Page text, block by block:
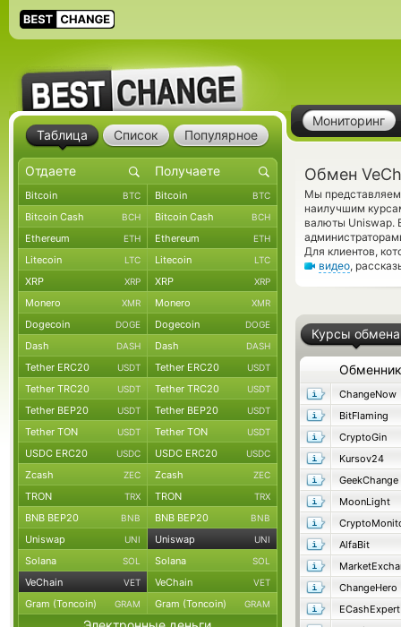
Мониторинг
Обмен
Мы представляем
наилучшим
валюты Uniswap.
Для клиентов,
видео,
Курсы обмена
Обменник
ChangeNow
BitFlaming
CryptoGin
Kursov24
GeekChange
MoonLight
AlfaBit
ChangeHero
ECashExpert
Таблица Список Популярное
Bitcoin BTC Bitcoin BTC
Bitcoin Cash BCH Bitcoin Cash BCH
Ethereum ETH Ethereum ETH
Litecoin LTC Litecoin LTC
XRP XRP XRP XRP
Monero XMR Monero XMR
Dogecoin DOGE Dogecoin DOGE
Dash DASH Dash DASH
Tether ERC20 USDT Tether ERC20 USDT
Tether TRC20 USDT Tether TRC20 USDT
Tether BEP20 USDT Tether BEP20 USDT
Tether TON USDT Tether TON USDT
USDC ERC20 USDC USDC ERC20 USDC
Zcash ZEC Zcash ZEC
TRON TRX TRON TRX
BNB BEP20 BNB BNB BEP20 BNB
Uniswap UNI Uniswap UNI
Solana SOL Solana SOL
VeChain VET VeChain VET
Gram (Toncoin) GRAM Gram (Toncoin) GRAM